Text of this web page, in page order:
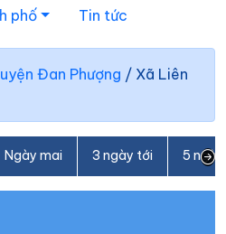
phố Tin tức
Đan Phượng / Xã Liên
Ngày mai 3 ngày tới 5